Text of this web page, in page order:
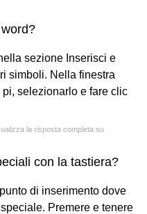
sezione Inserisci e
simboli. Nella finestra
selezionarlo e fare clic
la risposta completa su
con la tastiera?
di inserimento dove
Premere e tenere